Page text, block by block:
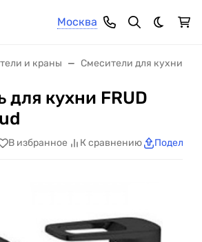
Москва
Темная
и краны Смесители для кухни
для кухни FRUD
В избранное К сравнению